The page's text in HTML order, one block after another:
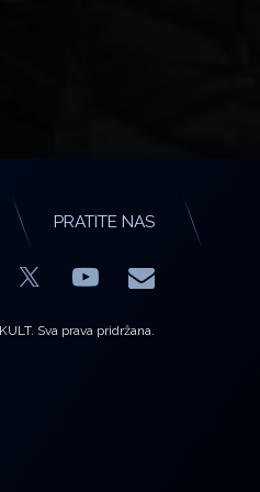
PRATITE NAS
YouTube
E-mail
Sva prava pridržana.